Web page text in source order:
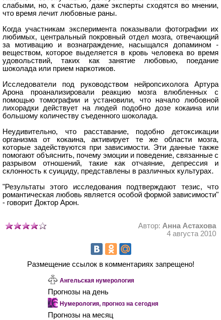
слабыми, но, к счастью, даже эксперты сходятся во мнении,
что время лечит любовные раны.
Когда участникам эксперимента показывали фотографии их
любимых, центральный покровный отдел мозга, отвечающий
за мотивацию и вознаграждение, насыщался допамином -
веществом, которое выделяется в кровь человека во время
удовольствий, таких как занятие любовью, поедание
шоколада или прием наркотиков.
Исследователи под руководством нейропсихолога Артура
Арона проанализировали реакцию мозга влюбленных с
помощью томографии и установили, что начало любовной
лихорадки действует на людей подобно дозе кокаина или
большому количеству съеденного шоколада.
Неудивительно, что расставание, подобно детоксикации
организма от кокаина, активирует те же области мозга,
которые задействуются при зависимости. Эти данные также
помогают объяснить, почему эмоции и поведение, связанные с
разрывом отношений, такие как отчаяние, депрессия и
склонность к суициду, представлены в различных культурах.
"Результаты этого исследования подтверждают тезис, что
романтическая любовь является особой формой зависимости"
- говорит Доктор Арон.
Автор: Анна Астахова
4 августа 2010
Размещение ссылок в комментариях запрещено!
Ангельская нумерология
Прогнозы на день
Нумерология, прогноз на сегодня
Прогнозы на месяц